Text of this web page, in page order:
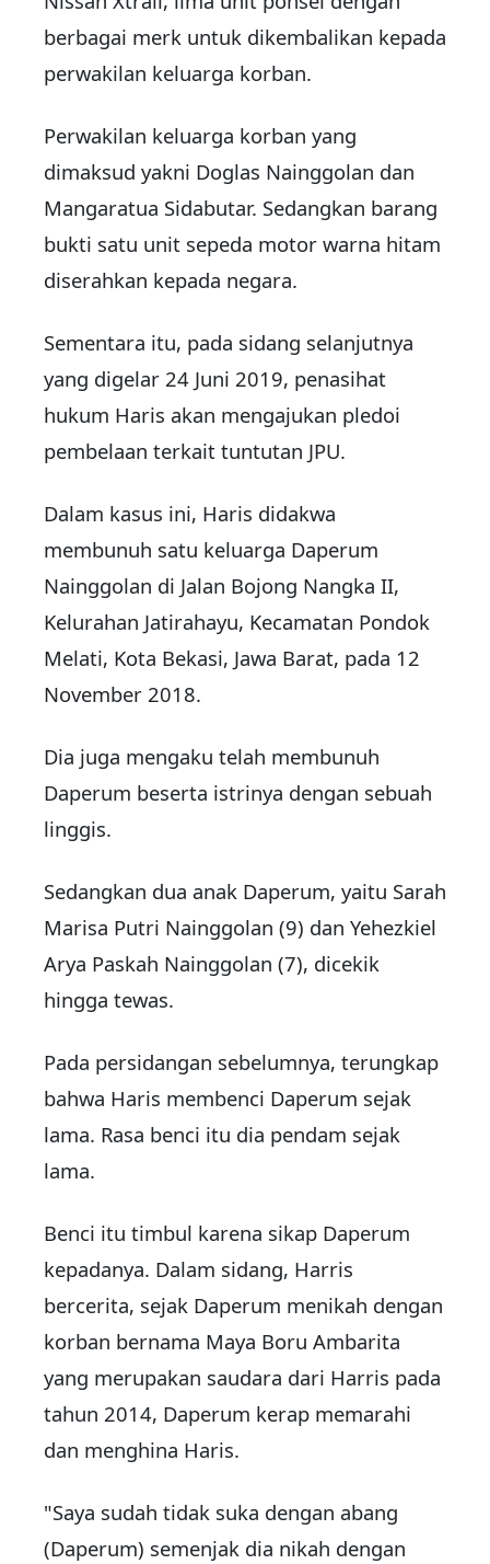
berbagai merk untuk dikembalikan kepada
perwakilan keluarga korban.
Perwakilan keluarga korban yang
dimaksud yakni Doglas Nainggolan dan
Mangaratua Sidabutar. Sedangkan barang
bukti satu unit sepeda motor warna hitam
diserahkan kepada negara.
Sementara itu, pada sidang selanjutnya
yang digelar 24 Juni 2019, penasihat
hukum Haris akan mengajukan pledoi
pembelaan terkait tuntutan JPU.
Dalam kasus ini, Haris didakwa
membunuh satu keluarga Daperum
Nainggolan di Jalan Bojong Nangka II,
Kelurahan Jatirahayu, Kecamatan Pondok
Melati, Kota Bekasi, Jawa Barat, pada 12
November 2018.
Dia juga mengaku telah membunuh
Daperum beserta istrinya dengan sebuah
linggis.
Sedangkan dua anak Daperum, yaitu Sarah
Marisa Putri Nainggolan (9) dan Yehezkiel
Arya Paskah Nainggolan (7), dicekik
hingga tewas.
Pada persidangan sebelumnya, terungkap
bahwa Haris membenci Daperum sejak
lama. Rasa benci itu dia pendam sejak
lama.
Benci itu timbul karena sikap Daperum
kepadanya. Dalam sidang, Harris
bercerita, sejak Daperum menikah dengan
korban bernama Maya Boru Ambarita
yang merupakan saudara dari Harris pada
tahun 2014, Daperum kerap memarahi
dan menghina Haris.
"Saya sudah tidak suka dengan abang
(Daperum) semenjak dia nikah dengan